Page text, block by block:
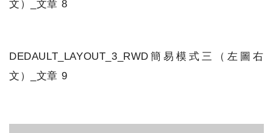
文）_文章 8
DEDAULT_LAYOUT_3_RWD簡易模式三（左圖右
文）_文章 9